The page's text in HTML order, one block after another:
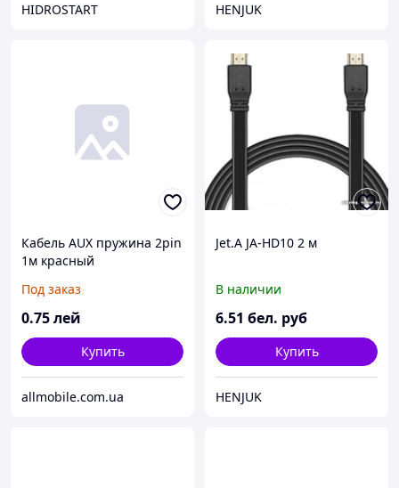
HIDROSTART HENJUK
Кабель AUX пружина 2pin
1м красный
Под заказ
0.75лей
Купить
allmobile.com.ua
Jet.A JA-HD10 2 м
В наличии
6.51 бел. руб
Купить
HENJUK